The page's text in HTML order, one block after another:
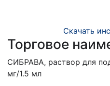
Скачать
Торговое
СИБРАВА, раствор для
мг/1.5 мл